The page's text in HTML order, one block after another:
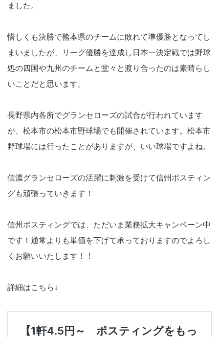
ました。
惜しくも決勝で熊本県のチームに敗れて準優勝となってし
まいましたが、リーグ優勝を達成し日本一決定戦では野球
処の四国や九州のチームと堂々と渡り合ったのは素晴らし
いことだと思います。
長野県内各所でグランセローズの試合が行われています
が、松本市の松本市野球場でも開催されています。松本市
野球場には行ったことがありますが、いい球場ですよね。
信濃グランセローズの活躍に刺激を受けて信州ポスティン
グも頑張っていきます！
信州ポスティングでは、ただいま業務拡大キャンペーン中
です！通常よりも単価を下げて承っておりますのでよろし
くお願いいたします！！
詳細はこちら↓